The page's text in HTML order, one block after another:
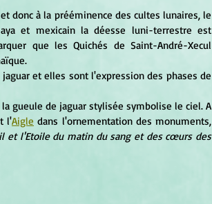
et mexicain la déesse luni-terrestre est
que les Quichés de Saint-André-Xecul
l'Aigle dans l'ornementation des monuments,
et l'Etoile du matin du sang et des cœurs des